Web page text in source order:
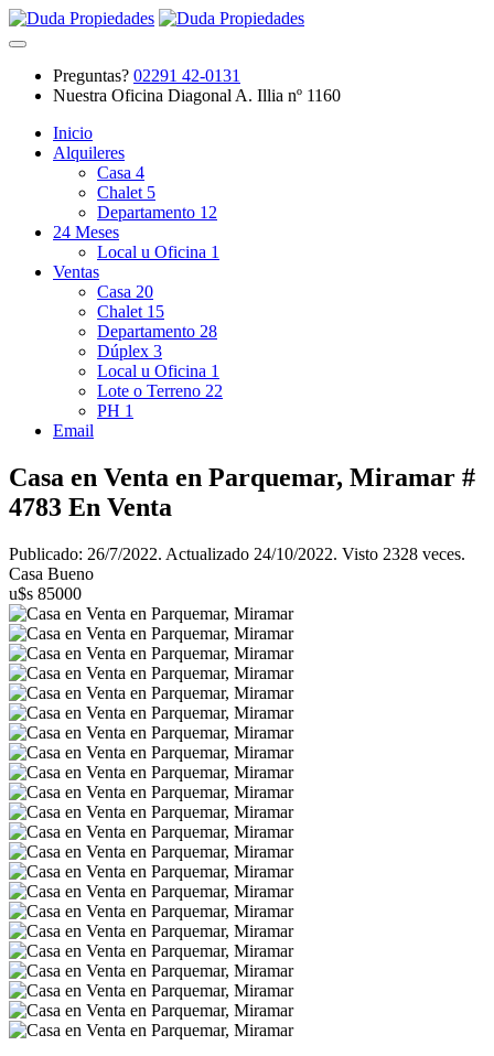
Preguntas? 02291 42-0131
Nuestra Oficina Diagonal A. Illia nº 1160
Inicio
Alquileres
Casa 4
Chalet 5
Departamento 12
24 Meses
Local u Oficina 1
Ventas
Casa 20
Chalet 15
Departamento 28
Dúplex 3
Local u Oficina 1
Lote o Terreno 22
PH 1
Email
Casa en Venta en Parquemar, Miramar #
4783 En Venta
Publicado: 26/7/2022. Actualizado 24/10/2022. Visto 2328 veces.
Casa Bueno
u$s 85000